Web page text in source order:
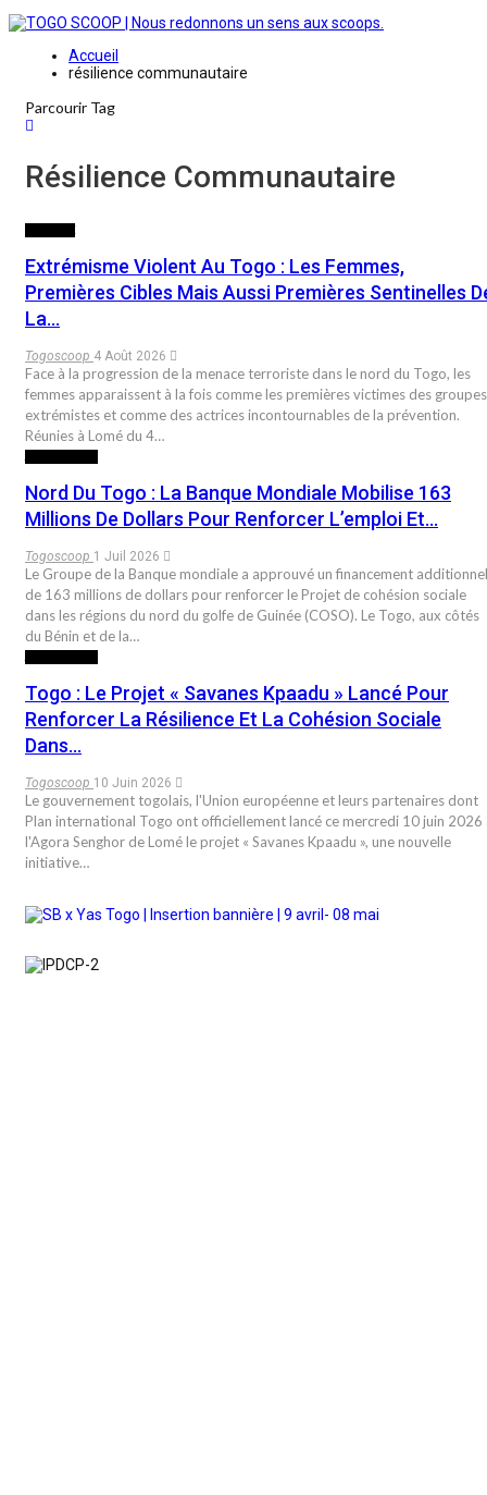
Accueil
résilience communautaire
Parcourir Tag
Résilience Communautaire
Extrémisme Violent Au Togo : Les Femmes,
Premières Cibles Mais Aussi Premières Sentinelles
La…
Togoscoop 4 Août 2026
Face à la progression de la menace terroriste dans le nord du Togo, les
femmes apparaissent à la fois comme les premières victimes des groupes
extrémistes et comme des actrices incontournables de la prévention.
Réunies à Lomé du 4…
Nord Du Togo : La Banque Mondiale Mobilise 163
Millions De Dollars Pour Renforcer L’emploi Et…
Togoscoop 1 Juil 2026
Le Groupe de la Banque mondiale a approuvé un financement additionnel
de 163 millions de dollars pour renforcer le Projet de cohésion sociale
dans les régions du nord du golfe de Guinée (COSO). Le Togo, aux côtés
du Bénin et de la…
Togo : Le Projet « Savanes Kpaadu » Lancé Pour
Renforcer La Résilience Et La Cohésion Sociale
Dans…
Togoscoop 10 Juin 2026
Le gouvernement togolais, l'Union européenne et leurs partenaires dont
Plan international Togo ont officiellement lancé ce mercredi 10 juin 2026
l'Agora Senghor de Lomé le projet « Savanes Kpaadu », une nouvelle
initiative…